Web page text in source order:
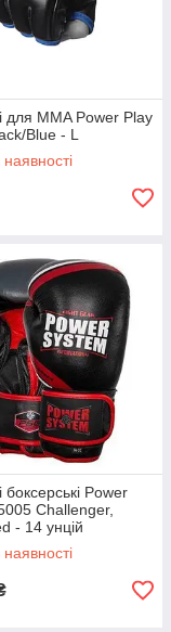
для MMA Power Play
Blue - L
боксерські Power
Challenger,
- 14 унцій